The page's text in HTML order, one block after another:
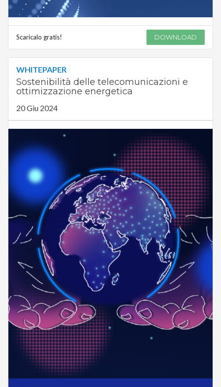
Scaricalo gratis! DOWNLOAD
WHITEPAPER
Sostenibilità delle telecomunicazioni e
ottimizzazione energetica
20 Giu 2024